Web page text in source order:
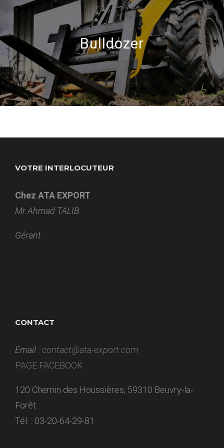
Bulldozer
VOTRE INTERLOCUTEUR
Chez ATA EXPORT
Mr Ahmad TALIB
Gérant
CONTACT
Email : contact@ata-export.com
PAGE FACEBOOK
120 Chemin des Houssières, 59310 Beuvry-la-
Forêt
Tél : 03-20-64-29-81